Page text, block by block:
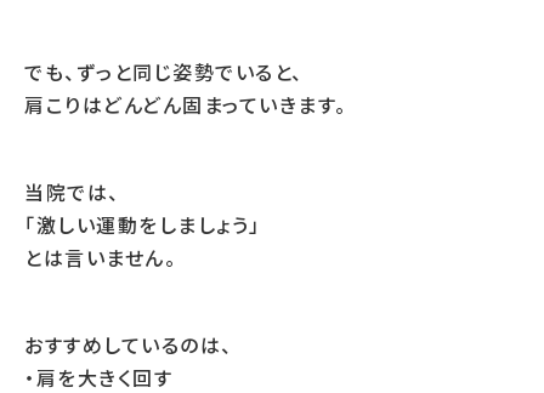
でも、ずっと同じ姿勢でいると、
肩こりはどんどん固まっていきます。
当院では、
「激しい運動をしましょう」
とは言いません。
おすすめしているのは、
・肩を大きく回す